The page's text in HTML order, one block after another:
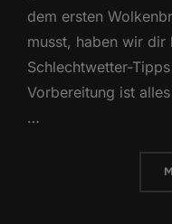
dem ersten
musst, haben wir dir
Schlechtwetter-
Vorbereitung ist
…